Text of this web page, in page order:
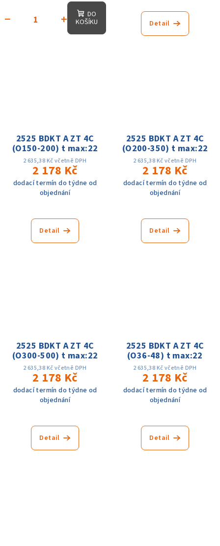
+
−
DO
KOŠÍKU
Detail
2525 BDKT A ZT 4C
(O150-200) t max:22
2 635,38 Kč včetně DPH
2 178 Kč
dodací termín do týdne od
objednání
Detail
2525 BDKT A ZT 4C
(O200-350) t max:22
2 635,38 Kč včetně DPH
2 178 Kč
dodací termín do týdne od
objednání
Detail
2525 BDKT A ZT 4C
(O300-500) t max:22
2 635,38 Kč včetně DPH
2 178 Kč
dodací termín do týdne od
objednání
Detail
2525 BDKT A ZT 4C
(O36-48) t max:22
2 635,38 Kč včetně DPH
2 178 Kč
dodací termín do týdne od
objednání
Detail